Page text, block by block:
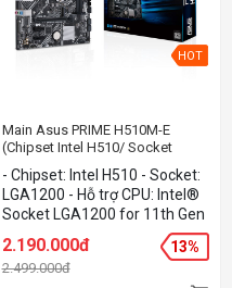
HOT
Main Asus PRIME H510M-E
(Chipset Intel H510/ Socket
- Chipset: Intel H510 - Socket:
LGA1200 - Hỗ trợ CPU: Intel®
Socket LGA1200 for 11th Gen
Intel® Core™ Processors &
10th Gen Intel® Core™,
Pentium® Gold and Celeron®
2.190.000đ
2.499.000đ
13%